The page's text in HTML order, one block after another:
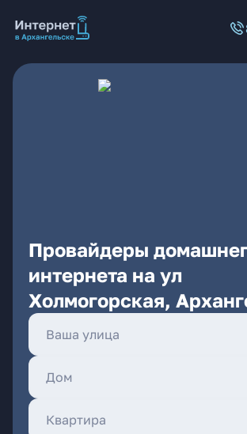
Провайдеры
интернета на ул
Холмогорская,